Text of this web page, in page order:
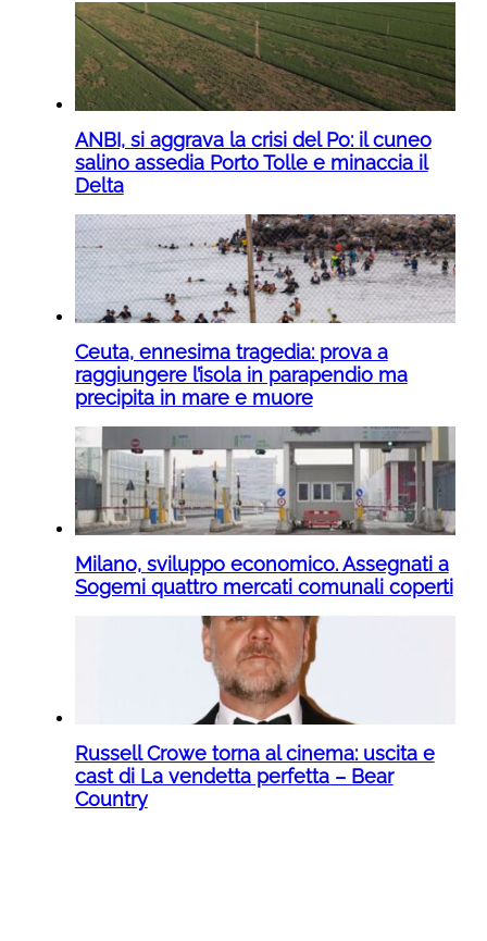
ANBI, si aggrava la crisi del Po: il cuneo
salino assedia Porto Tolle e minaccia il
Delta
Ceuta, ennesima tragedia: prova a
raggiungere l’isola in parapendio ma
precipita in mare e muore
Milano, sviluppo economico. Assegnati a
Sogemi quattro mercati comunali coperti
Russell Crowe torna al cinema: uscita e
cast di La vendetta perfetta – Bear
Country